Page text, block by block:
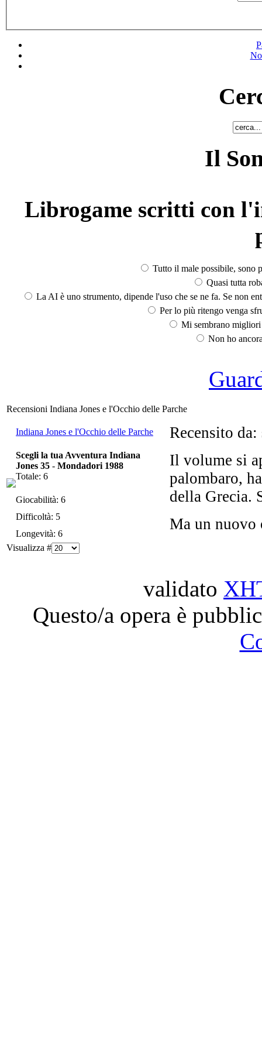
Il
Librogame scritti con
Tutto il male possibile, sono
Quasi tutta
La AI è uno strumento, dipende l'uso che se ne fa. Se non
Per lo più ritengo venga
Mi sembrano
Non ho
Recensioni Indiana Jones e l'Occhio delle Parche
Indiana Jones e l'Occhio delle Parche Recensito da:
Il volume si
palombaro,
della Grecia.
Ma un
Scegli la tua Avventura Indiana
Jones 35 - Mondadori 1988
Totale: 6
Giocabilità: 6
Difficoltà: 5
Longevità: 6
Visualizza #
validato
Questo/a opera è